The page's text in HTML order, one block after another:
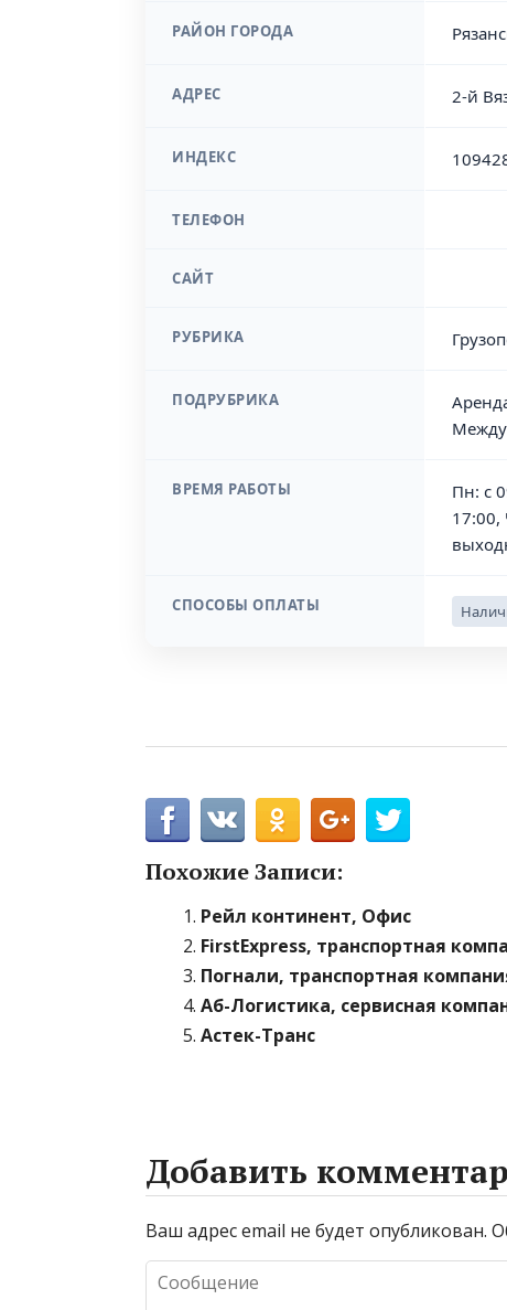
РАЙОН ГОРОДА
АДРЕС 2-й
ИНДЕКС
ТЕЛЕФОН
САЙТ
РУБРИКА
ПОДРУБРИКА
ВРЕМЯ РАБОТЫ
Пн: с
17:00,
СПОСОБЫ ОПЛАТЫ
Похожие Записи:
Рейл континент, Офис
FirstExpress, транспортная
Погнали, транспортная
Аб-Логистика, сервисная
Астек-Транс
Добавить
Ваш адрес email не будет опубликован.